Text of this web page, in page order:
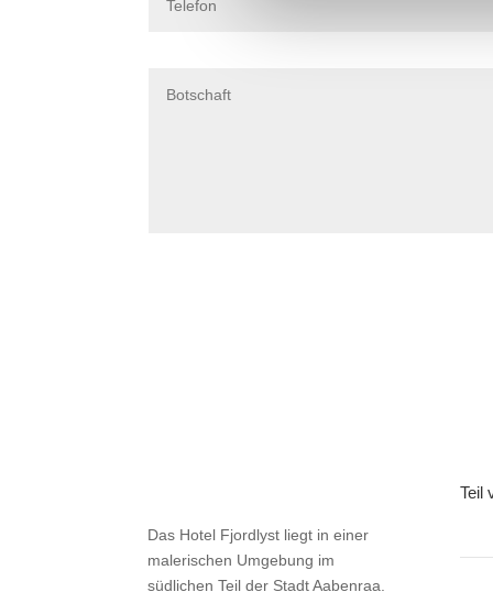
Das Hotel Fjordlyst liegt in einer
malerischen Umgebung im
südlichen Teil der Stadt Aabenraa.
Teil